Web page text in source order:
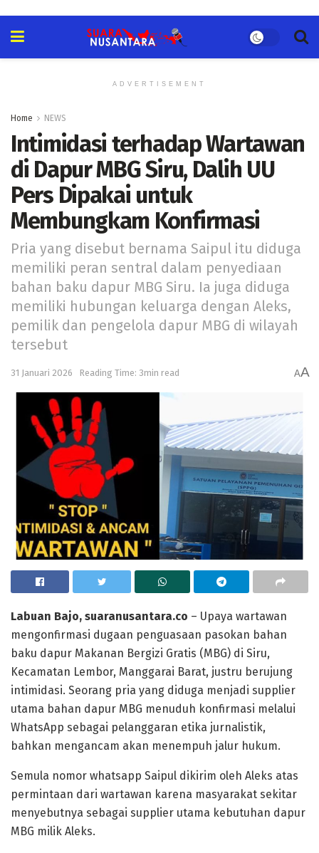
ADVERTISEMENT
Home NEWS
Intimidasi terhadap Wartawan
di Dapur MBG Siru, Dalih UU
Pers Dipakai untuk
Membungkam Konfirmasi
Pria yang disebut bernama Saipul itu diduga
memiliki peran sentral dalam penyediaan
bahan baku dapur MBG Siru. Ia juga diduga
memiliki hubungan keluarga dengan Aleks,
pemilik dan pengelola dapur MBG di wilayah
tersebut
31 Januari 2026 Reading Time: 3min read AA
Labuan Bajo, suaranusantara.co – Upaya wartawan
mengonfirmasi dugaan penguasaan pasokan bahan
baku dapur Makanan Bergizi Gratis (MBG) di Siru,
Kecamatan Lembor, Manggarai Barat, justru berujung
intimidasi. Seorang pria yang diduga menjadi supplier
utama bahan dapur MBG menuduh konfirmasi melalui
WhatsApp sebagai pelanggaran etika jurnalistik,
bahkan mengancam akan menempuh jalur hukum.
Semula nomor whatsapp Saipul dikirim oleh Aleks atas
permintaan dari wartawan karena masyarakat sekitar
menyebutnya sebagai supplier utama kebutuhan dapur
MBG milik Aleks.